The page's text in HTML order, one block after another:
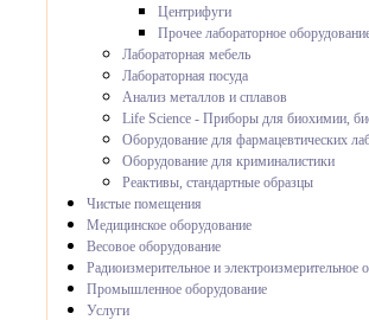
Центрифуги
Прочее лабораторное
Лабораторная мебель
Лабораторная посуда
Анализ металлов и сплавов
Life Science - Приборы для биохимии,
Оборудование для фармацевтических
Оборудование для криминалистики
Реактивы, стандартные образцы
Чистые помещения
Медицинское оборудование
Весовое оборудование
Радиоизмерительное и электроизмерительное
Промышленное оборудование
Услуги